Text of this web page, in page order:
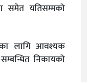
समेत यतिसम्मको
लागि आवश्यक
निकायको